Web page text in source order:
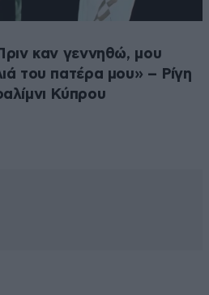
καν γεννηθώ, μου
του πατέρα μου» – Ρίγη
Κύπρου